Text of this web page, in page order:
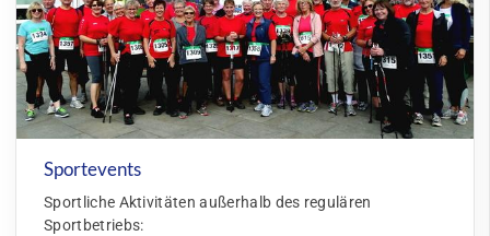
Sportevents
Sportliche Aktivitäten außerhalb des regulären
Sportbetriebs: